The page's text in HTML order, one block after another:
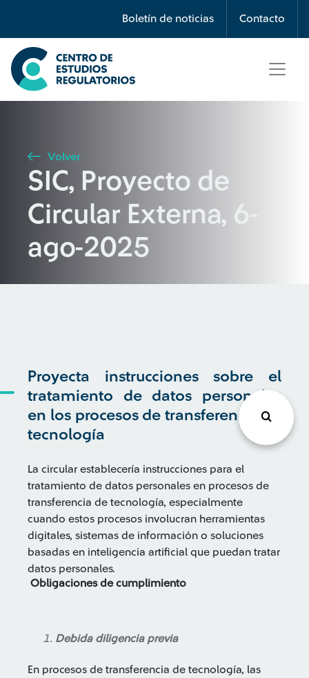
Boletín de noticias Contacto
Búsqueda
Seleccione país
Buscar
Volver
SIC, Proyecto de
Circular Externa, 6-
ago-2025
Proyecta instrucciones sobre el
tratamiento de datos personales
en los procesos de transferencia de
tecnología
La circular establecería instrucciones para el
tratamiento de datos personales en procesos de
transferencia de tecnología, especialmente
cuando estos procesos involucran herramientas
digitales, sistemas de información o soluciones
basadas en inteligencia artificial que puedan tratar
datos personales.
Obligaciones de cumplimiento
Debida diligencia previa
En procesos de transferencia de tecnología, las